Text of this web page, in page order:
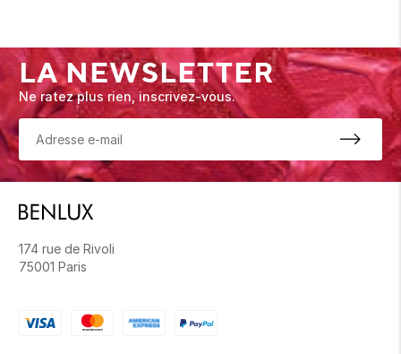
LA NEWSLETTER
Ne ratez plus rien, inscrivez-vous.
174 rue de Rivoli
75001 Paris